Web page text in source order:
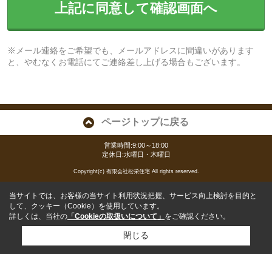
上記に同意して確認画面へ
※メール連絡をご希望でも、メールアドレスに間違いがあります
と、やむなくお電話にてご連絡差し上げる場合もございます。
ページトップに戻る
営業時間:9:00～18:00
定休日:水曜日・木曜日
Copyright(c) 有限会社松栄住宅 All rights reserved.
当サイトでは、お客様の当サイト利用状況把握、サービス向上検討を目的と
して、クッキー（Cookie）を使用しています。
詳しくは、当社の 「Cookieの取扱いについて」 をご確認ください。
閉じる